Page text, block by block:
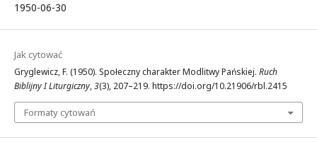
1950-06-30
Jak cytować
Gryglewicz, F. (1950). Społeczny charakter Modlitwy Pańskiej. Ruch
Biblijny I Liturgiczny,3(3), 207–219. https://doi.org/10.21906/rbl.2415
Formaty cytowań